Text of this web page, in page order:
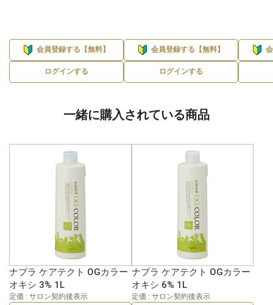
会員登録する【無料】
ログインする
会員登録する【無料】
ログインする
一緒に購入されている商品
ナプラ ケアテクト OGカラー
オキシ 3% 1L
定価 : サロン契約後表示
ナプラ ケアテクト OGカラー
オキシ 6% 1L
定価 : サロン契約後表示